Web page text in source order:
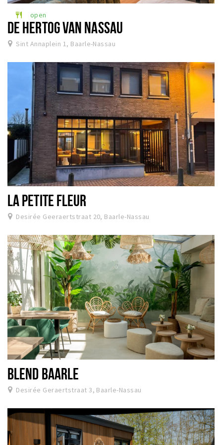
restaurant open
DE HERTOG VAN NASSAU
Sint Annaplein 1, Baarle-Nassau
LA PETITE FLEUR
Desirée Geeraertstraat 20, Baarle-Nassau
BLEND BAARLE
Desirée Geraertstraat 3, Baarle-Nassau